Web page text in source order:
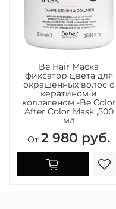
Be Hair Маска
фиксатор цвета для
окрашенных волос с
кератином и
коллагеном -Be Color
After Color Mask ,500
мл
От 2 980 руб.